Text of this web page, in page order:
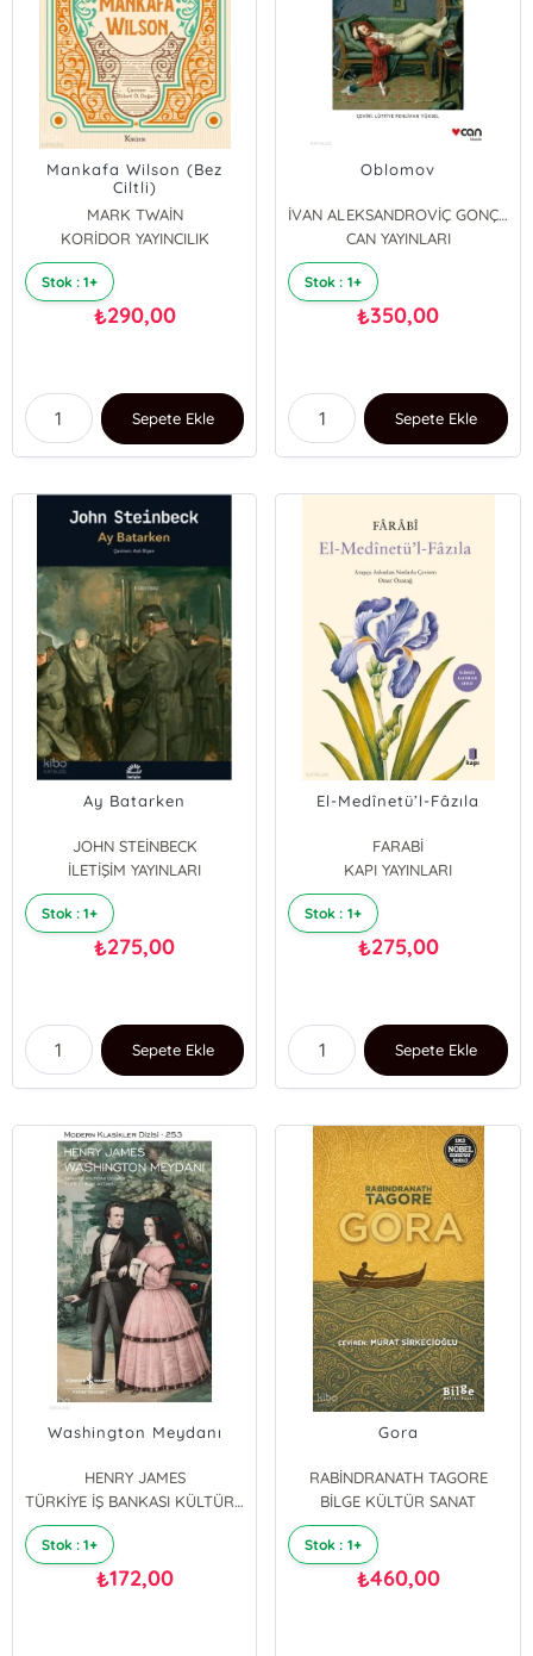
Mankafa Wilson (Bez
Ciltli)
MARK TWAİN
KORİDOR YAYINCILIK
Stok : 1+
₺290,00
Sepete Ekle
Oblomov
İVAN ALEKSANDROVİÇ GONÇAROV
CAN YAYINLARI
Stok : 1+
₺350,00
Sepete Ekle
Ay Batarken
JOHN STEİNBECK
İLETİŞİM YAYINLARI
Stok : 1+
₺275,00
Sepete Ekle
El-Medînetü’l-Fâzıla
FARABİ
KAPI YAYINLARI
Stok : 1+
₺275,00
Sepete Ekle
Washington Meydanı
HENRY JAMES
TÜRKİYE İŞ BANKASI KÜLTÜR YAYINLARI
Stok : 1+
₺172,00
Gora
RABİNDRANATH TAGORE
BİLGE KÜLTÜR SANAT
Stok : 1+
₺460,00